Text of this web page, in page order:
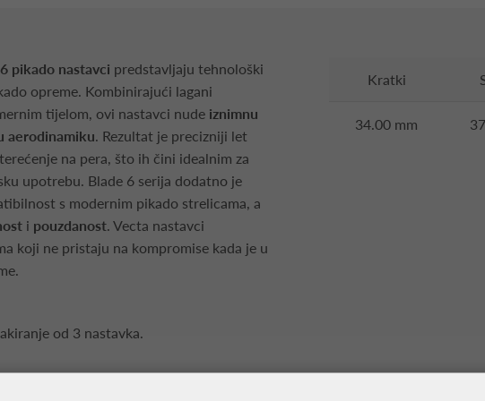
pikado nastavci predstavljaju tehnološki
opreme. Kombinirajući lagani
tijelom, ovi nastavci nude iznimnu
aerodinamiku. Rezultat je precizniji let
na pera, što ih čini idealnim za
upotrebu. Blade 6 serija dodatno je
s modernim pikado strelicama, a
i pouzdanost. Vecta nastavci
koji ne pristaju na kompromise kada je u
od 3 nastavka.
Kratki
34.00 mm